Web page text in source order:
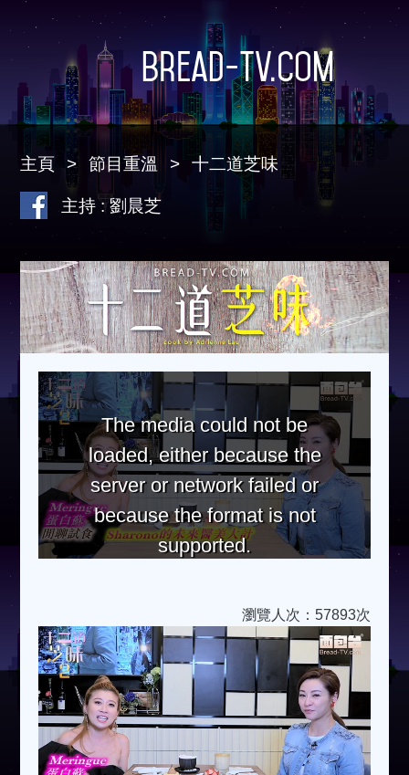
Bread-TV.com
主頁 節目重溫 十二道芝味
主持 : 劉晨芝
The media could not be
loaded, either because the
server or network failed or
because the format is not
supported.
瀏覽人次：57893次